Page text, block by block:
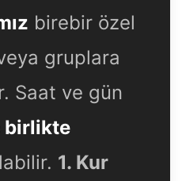
birebir özel
gruplara
Saat ve gün
birlikte
1. Kur